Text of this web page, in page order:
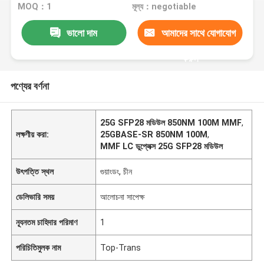
MOQ：1 মূল্য：negotiable
ভালো দাম আমাদের সাথে যোগাযোগ
করুন
পণ্যের বর্ণনা
লক্ষণীয় করা:
25G SFP28 মডিউল 850NM 100M MMF,
25GBASE-SR 850NM 100M,
MMF LC ডুপ্লেক্স 25G SFP28 মডিউল
উৎপত্তি স্থল গুয়াংডং, চীন
ডেলিভারি সময় আলোচনা সাপেক্ষ
ন্যূনতম চাহিদার পরিমাণ 1
পরিচিতিমুলক নাম Top-Trans